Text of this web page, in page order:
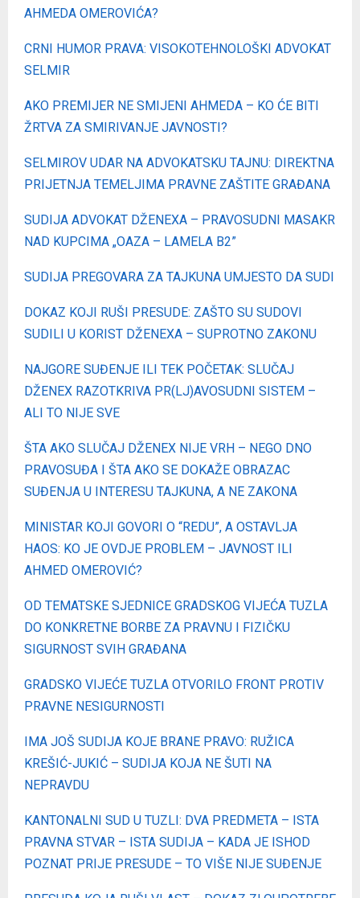
AHMEDA OMEROVIĆA?
CRNI HUMOR PRAVA: VISOKOTEHNOLOŠKI ADVOKAT
SELMIR
AKO PREMIJER NE SMIJENI AHMEDA – KO ĆE BITI
ŽRTVA ZA SMIRIVANJE JAVNOSTI?
SELMIROV UDAR NA ADVOKATSKU TAJNU: DIREKTNA
PRIJETNJA TEMELJIMA PRAVNE ZAŠTITE GRAĐANA
SUDIJA ADVOKAT DŽENEXA – PRAVOSUDNI MASAKR
NAD KUPCIMA „OAZA – LAMELA B2”
SUDIJA PREGOVARA ZA TAJKUNA UMJESTO DA SUDI
DOKAZ KOJI RUŠI PRESUDE: ZAŠTO SU SUDOVI
SUDILI U KORIST DŽENEXA – SUPROTNO ZAKONU
NAJGORE SUĐENJE ILI TEK POČETAK: SLUČAJ
DŽENEX RAZOTKRIVA PR(LJ)AVOSUDNI SISTEM –
ALI TO NIJE SVE
ŠTA AKO SLUČAJ DŽENEX NIJE VRH – NEGO DNO
PRAVOSUĐA I ŠTA AKO SE DOKAŽE OBRAZAC
SUĐENJA U INTERESU TAJKUNA, A NE ZAKONA
MINISTAR KOJI GOVORI O “REDU”, A OSTAVLJA
HAOS: KO JE OVDJE PROBLEM – JAVNOST ILI
AHMED OMEROVIĆ?
OD TEMATSKE SJEDNICE GRADSKOG VIJEĆA TUZLA
DO KONKRETNE BORBE ZA PRAVNU I FIZIČKU
SIGURNOST SVIH GRAĐANA
GRADSKO VIJEĆE TUZLA OTVORILO FRONT PROTIV
PRAVNE NESIGURNOSTI
IMA JOŠ SUDIJA KOJE BRANE PRAVO: RUŽICA
KREŠIĆ-JUKIĆ – SUDIJA KOJA NE ŠUTI NA
NEPRAVDU
KANTONALNI SUD U TUZLI: DVA PREDMETA – ISTA
PRAVNA STVAR – ISTA SUDIJA – KADA JE ISHOD
POZNAT PRIJE PRESUDE – TO VIŠE NIJE SUĐENJE